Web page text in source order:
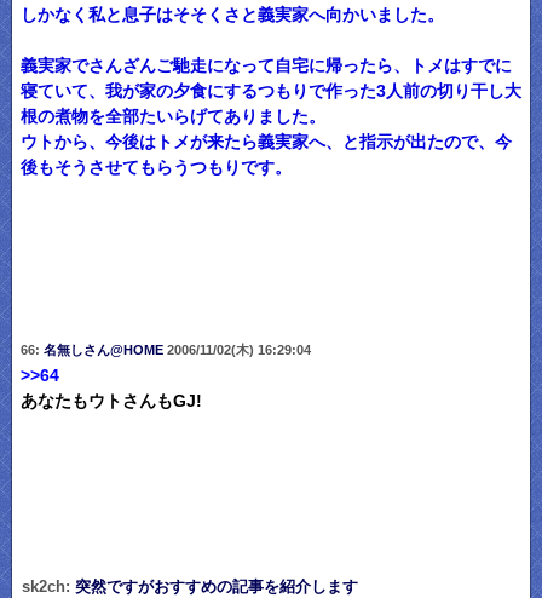
しかなく私と息子はそそくさと義実家へ向かいました。
義実家でさんざんご馳走になって自宅に帰ったら、トメはすでに
寝ていて、我が家の夕食にするつもりで作った3人前の切り干し大
根の煮物を全部たいらげてありました。
ウトから、今後はトメが来たら義実家へ、と指示が出たので、今
後もそうさせてもらうつもりです。
66: 名無しさん@HOME2006/11/02(木) 16:29:04
>>64
あなたもウトさんもGJ!
sk2ch: 突然ですがおすすめの記事を紹介します